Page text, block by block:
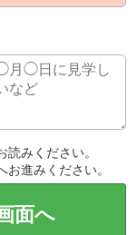
読みください。
お進みください。
面へ